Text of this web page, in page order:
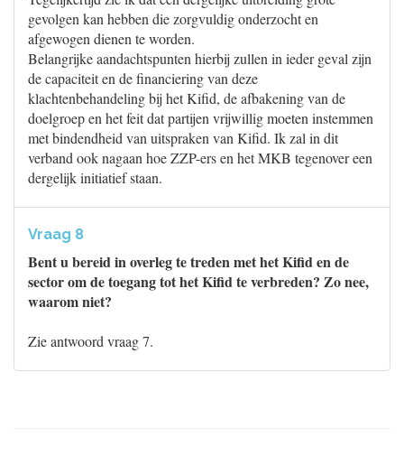
gevolgen kan hebben die zorgvuldig onderzocht en
afgewogen dienen te worden.
Belangrijke aandachtspunten hierbij zullen in ieder geval zijn
de capaciteit en de financiering van deze
klachtenbehandeling bij het Kifid, de afbakening van de
doelgroep en het feit dat partijen vrijwillig moeten instemmen
met bindendheid van uitspraken van Kifid. Ik zal in dit
verband ook nagaan hoe ZZP-ers en het MKB tegenover een
dergelijk initiatief staan.
Vraag 8
Bent u bereid in overleg te treden met het Kifid en de
sector om de toegang tot het Kifid te verbreden? Zo nee,
waarom niet?
Zie antwoord vraag 7.